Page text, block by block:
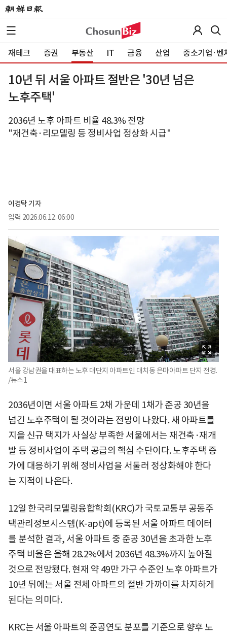
재테크 증권 부동산 IT 금융 산업 중소기업·벤
10년 뒤 서울 아파트 절반은 '30년 넘은
노후주택'
2036년 노후 아파트 비율 48.3% 전망
"재건축·리모델링 등 정비사업 정상화 시급"
이경탁 기자
입력 2026.06.12. 06:00
서울 강남권을 대표하는 노후 대단지 아파트인 대치동 은마아파트 단지 전경.
/뉴스1
2036년이면 서울 아파트 2채 가운데 1채가 준공 30년을
넘긴 노후주택이 될 것이라는 전망이 나왔다. 새 아파트를
지을 신규 택지가 사실상 부족한 서울에서는 재건축·재개
발 등 정비사업이 주택 공급의 핵심 수단이다. 노후주택 증
가에 대응하기 위해 정비사업을 서둘러 정상화해야 한다
는 지적이 나온다.
12일 한국리모델링융합학회(KRC)가 국토교통부 공동주
택관리정보시스템(K-apt)에 등록된 서울 아파트 데이터
를 분석한 결과, 서울 아파트 중 준공 30년을 초과한 노후
주택 비율은 올해 28.2%에서 2036년 48.3%까지 높아질
것으로 전망됐다. 현재 약 49만 가구 수준인 노후 아파트가
10년 뒤에는 서울 전체 아파트의 절반 가까이를 차지하게
된다는 의미다.
KRC는 서울 아파트의 준공연도 분포를 기준으로 향후 노